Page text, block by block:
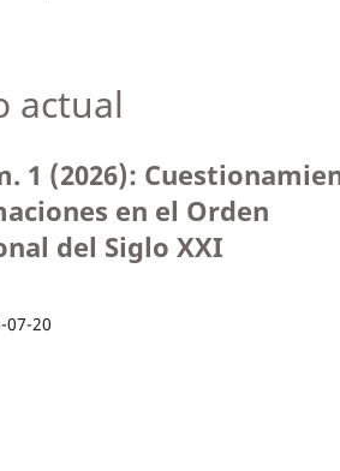
actual
1 (2026):
en el Orden
del Siglo XXI
07-20